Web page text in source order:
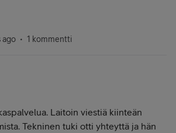
ago 1 kommentti
Laitoin viestiä kiinteän
Tekninen tuki otti yhteyttä ja hän